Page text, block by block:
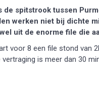
de spitstrook tussen
werken niet bij dichte
uit de enorme file die
voor 8 een file stond van
is meer dan 30